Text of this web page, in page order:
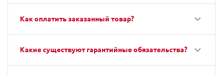
Как оплатить заказанный товар?
Какие существуют гарантийные обязательства?